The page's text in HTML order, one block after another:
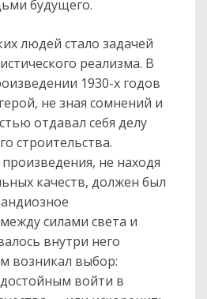
будущего.
людей стало задачей
реа­лизма. В
1930-х годов
не зная сомнений и
отдавал себя делу
строи­тельства.
не находя
ка­честв, должен был
си­лами света и
внутри него
возникал выбор:
войти в